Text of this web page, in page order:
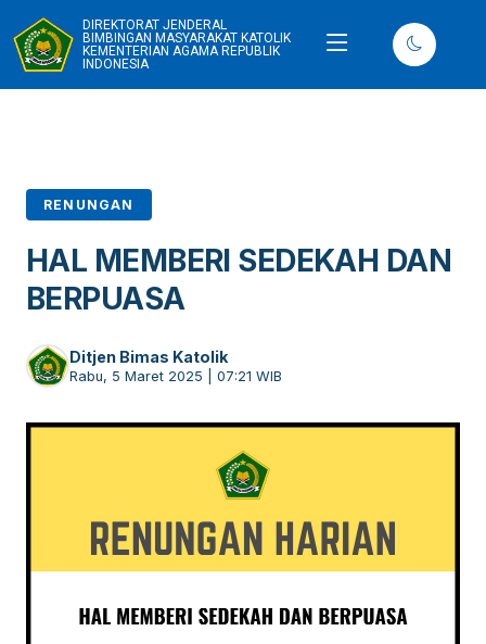
DIREKTORAT JENDERAL
BIMBINGAN MASYARAKAT KATOLIK
KEMENTERIAN AGAMA REPUBLIK
INDONESIA
RENUNGAN
HAL MEMBERI SEDEKAH DAN
BERPUASA
Ditjen Bimas Katolik
Rabu, 5 Maret 2025 | 07:21 WIB